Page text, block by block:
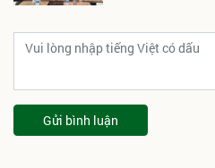
Gửi bình luận